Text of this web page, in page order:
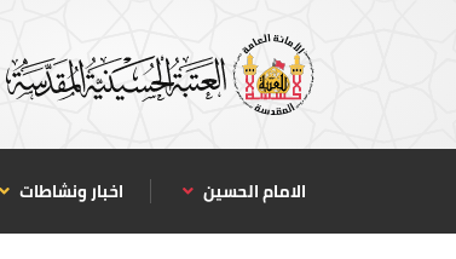
الامام الحسين اخبار ونشاطات